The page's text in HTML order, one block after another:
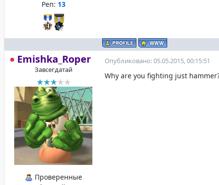
Реп: 13
Emishka_Roper
Завсегдатай
Проверенные
Опубликовано: 05.05.2015, 00:15:51
Why are you fighting just